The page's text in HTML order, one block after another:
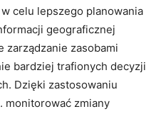
celu lepszego planowania⁤
⁢geograficznej
‍zarządzanie zasobami
bardziej trafionych decyzji
Dzięki⁢ zastosowaniu
monitorować zmiany